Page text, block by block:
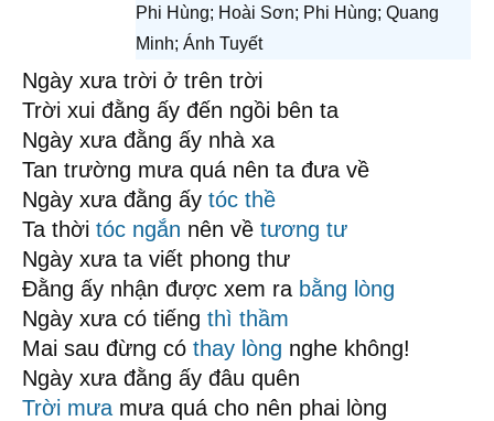
Phi Hùng; Hoài Sơn; Phi Hùng; Quang
Minh; Ánh Tuyết
Ngày xưa trời ở trên trời
Trời xui đằng ấy đến ngồi bên ta
Ngày xưa đằng ấy nhà xa
Tan trường mưa quá nên ta đưa về
Ngày xưa đằng ấy tóc thề
Ta thời tóc ngắn nên về tương tư
Ngày xưa ta viết phong thư
Đằng ấy nhận được xem ra bằng lòng
Ngày xưa có tiếng thì thầm
Mai sau đừng có thay lòng nghe không!
Ngày xưa đằng ấy đâu quên
Trời mưa mưa quá cho nên phai lòng